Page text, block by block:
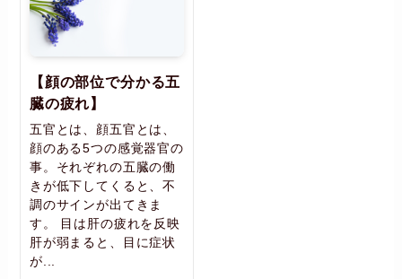
【顔の部位で分かる五
臓の疲れ】
五官とは、顔五官とは、
顔のある5つの感覚器官の
事。それぞれの五臓の働
きが低下してくると、不
調のサインが出てきま
す。 目は肝の疲れを反映
肝が弱まると、目に症状
が...